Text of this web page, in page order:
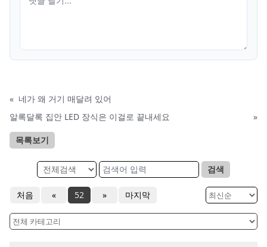
« 네가 왜 거기 매달려 있어
알록달록 집안 LED 장식은 이걸로 끝내세요
»
목록보기
검색
처음 « 52 » 마지막